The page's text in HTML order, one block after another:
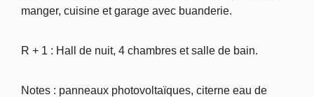
manger, cuisine et garage avec buanderie.
R + 1 : Hall de nuit, 4 chambres et salle de bain.
Notes : panneaux photovoltaïques, citerne eau de